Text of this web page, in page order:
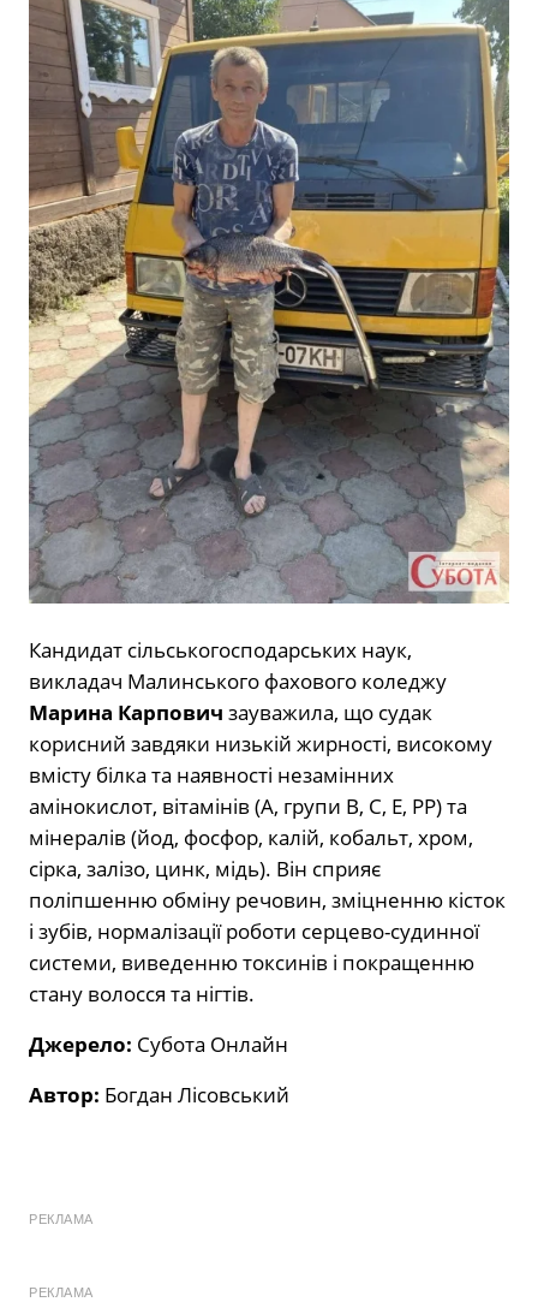
Кандидат сільськогосподарських наук,
викладач Малинського фахового коледжу
Марина Карпович зауважила, що судак
корисний завдяки низькій жирності, високому
вмісту білка та наявності незамінних
амінокислот, вітамінів (А, групи В, С, Е, РР) та
мінералів (йод, фосфор, калій, кобальт, хром,
сірка, залізо, цинк, мідь). Він сприяє
поліпшенню обміну речовин, зміцненню кісток
і зубів, нормалізації роботи серцево-судинної
системи, виведенню токсинів і покращенню
стану волосся та нігтів.
Джерело: Субота Онлайн
Автор: Богдан Лісовський
РЕКЛАМА
РЕКЛАМА